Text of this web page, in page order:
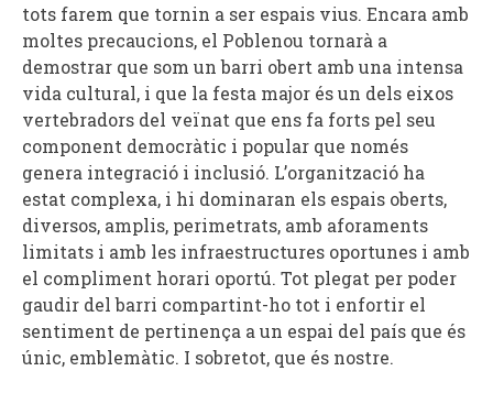
tots farem que tornin a ser espais vius. Encara amb
moltes precaucions, el Poblenou tornarà a
demostrar que som un barri obert amb una intensa
vida cultural, i que la festa major és un dels eixos
vertebradors del veïnat que ens fa forts pel seu
component democràtic i popular que només
genera integració i inclusió. L’organització ha
estat complexa, i hi dominaran els espais oberts,
diversos, amplis, perimetrats, amb aforaments
limitats i amb les infraestructures oportunes i amb
el compliment horari oportú. Tot plegat per poder
gaudir del barri compartint-ho tot i enfortir el
sentiment de pertinença a un espai del país que és
únic, emblemàtic. I sobretot, que és nostre.